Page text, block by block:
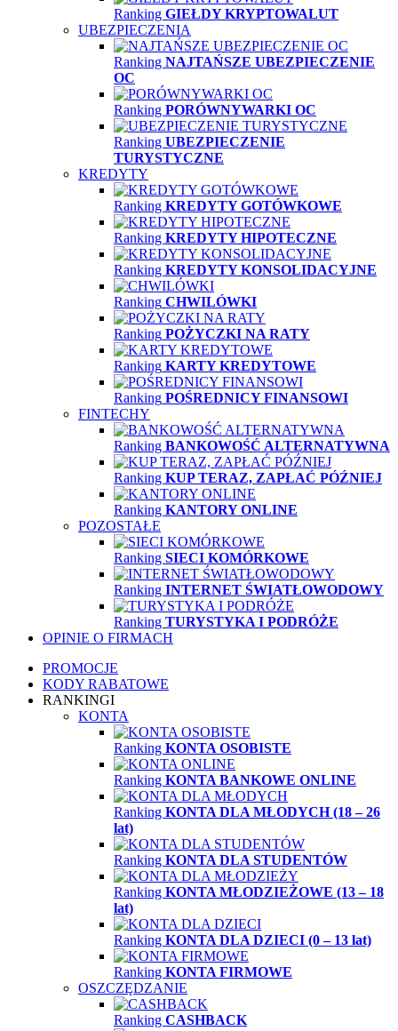
Ranking GIEŁDY KRYPTOWALUT
UBEZPIECZENIA
Ranking NAJTAŃSZE UBEZPIECZENIE
OC
Ranking PORÓWNYWARKI OC
Ranking UBEZPIECZENIE
TURYSTYCZNE
KREDYTY
Ranking KREDYTY GOTÓWKOWE
Ranking KREDYTY HIPOTECZNE
Ranking KREDYTY KONSOLIDACYJNE
Ranking CHWILÓWKI
Ranking POŻYCZKI NA RATY
Ranking KARTY KREDYTOWE
Ranking POŚREDNICY FINANSOWI
FINTECHY
Ranking BANKOWOŚĆ ALTERNATYWNA
Ranking KUP TERAZ, ZAPŁAĆ PÓŹNIEJ
Ranking KANTORY ONLINE
POZOSTAŁE
Ranking SIECI KOMÓRKOWE
Ranking INTERNET ŚWIATŁOWODOWY
Ranking TURYSTYKA I PODRÓŻE
OPINIE O FIRMACH
PROMOCJE
KODY RABATOWE
RANKINGI
KONTA
Ranking KONTA OSOBISTE
Ranking KONTA BANKOWE ONLINE
Ranking KONTA DLA MŁODYCH (18 – 26
lat)
Ranking KONTA DLA STUDENTÓW
Ranking KONTA MŁODZIEŻOWE (13 – 18
lat)
Ranking KONTA DLA DZIECI (0 – 13 lat)
Ranking KONTA FIRMOWE
OSZCZĘDZANIE
Ranking CASHBACK